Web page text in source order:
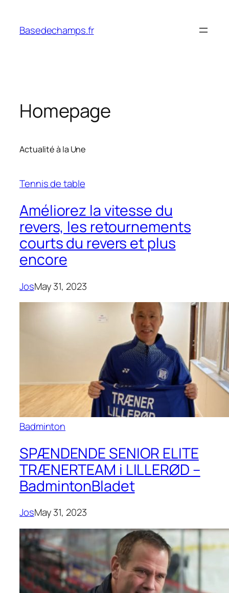
content
Basedechamps.fr
Homepage
Actualité à la Une
Tennis de table
Améliorez la vitesse du
revers, les retournements
courts du revers et plus
encore
JosMay 31, 2023
Badminton
SPÆNDENDE SENIOR ELITE
TRÆNERTEAM i LILLERØD –
BadmintonBladet
JosMay 31, 2023